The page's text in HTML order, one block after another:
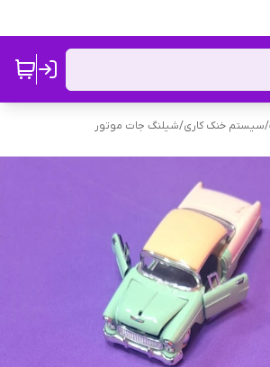
/سیستم خنک کاری/شیلنگ جات موتور